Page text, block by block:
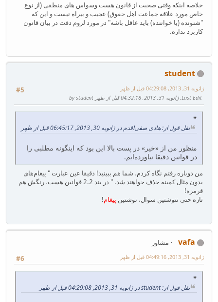
خلاصه اینکه وقتی صحبت از قانون هست وسواس های منطقی (از نوع
خاص مورد علاقه جماعت اهل حقوق) عجیب و بیراه نیست و این که
"شنونده (یا خواننده) باید عاقل باشه" در مورد لزوم دقت در بیان قانون
کاربرد نداره.
student
#5
ژانویه 31, 2013, 04:29:08 قبل از ظهر
Last Edit: ژانویه 31, 2013, 04:32:18 قبل از ظهر by student
نقل قول از: هادی صفی‌اقدم در ژانویه 30, 2013, 06:45:17 قبل از ظهر
منظور من از «خیر» در پست بالا این بود که اینگونه مطلبی را
در قوانین دقیقا نیاورده‌ایم.
من دوباره رفتم نگاه کردم، شما هم ببینید! دقیقا عین عبارت " پیغام‌های
بدون مثال کمینه حذف خواهند شد. " در بند 2.2 قوانین هست، رنگش هم
قرمزه!
تازه حتی ننوشتین سوال، نوشتین پیغام!
vafa
مشاور
#6
ژانویه 31, 2013, 04:49:16 قبل از ظهر
نقل قول از: student در ژانویه 31, 2013, 04:29:08 قبل از ظهر